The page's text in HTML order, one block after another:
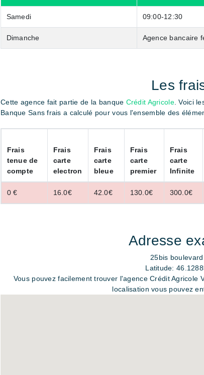
Samedi 09:00-12:30
Dimanche Agence bancaire
Les
Cette agence fait partie de la banque Crédit Agricole. Voici
Banque Sans frais a calculé pour vous l'ensemble des
Frais
tenue de
compte
Frais
carte
electron
Frais
carte
bleue
Frais
carte
premier
Frais
carte
Infinite
0 € 16.0€ 42.0€ 130.0€ 300.0€
Adresse
25bis
Latitude:
Vous pouvez facilement trouver l'agence Crédit
localisation vous pouvez